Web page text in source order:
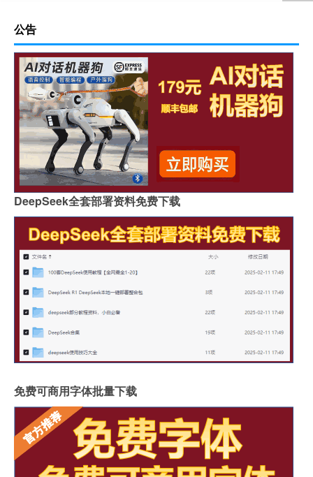
公告
DeepSeek全套部署资料免费下载
免费可商用字体批量下载